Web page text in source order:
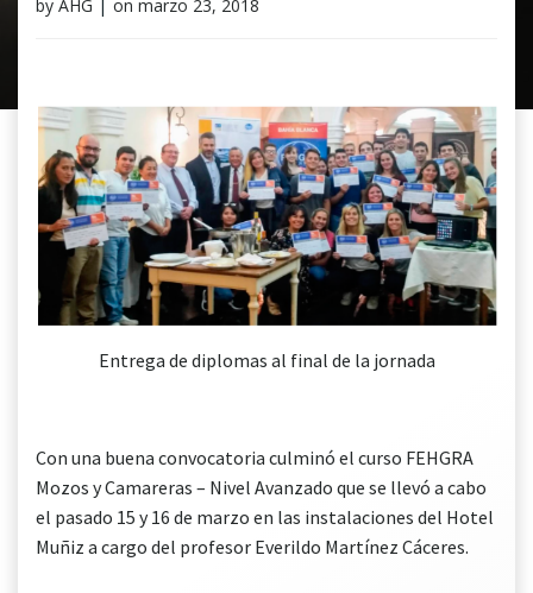
by AHG | on marzo 23, 2018
Entrega de diplomas al final de la jornada
Con una buena convocatoria culminó el curso FEHGRA
Mozos y Camareras – Nivel Avanzado que se llevó a cabo
el pasado 15 y 16 de marzo en las instalaciones del Hotel
Muñiz a cargo del profesor Everildo Martínez Cáceres.